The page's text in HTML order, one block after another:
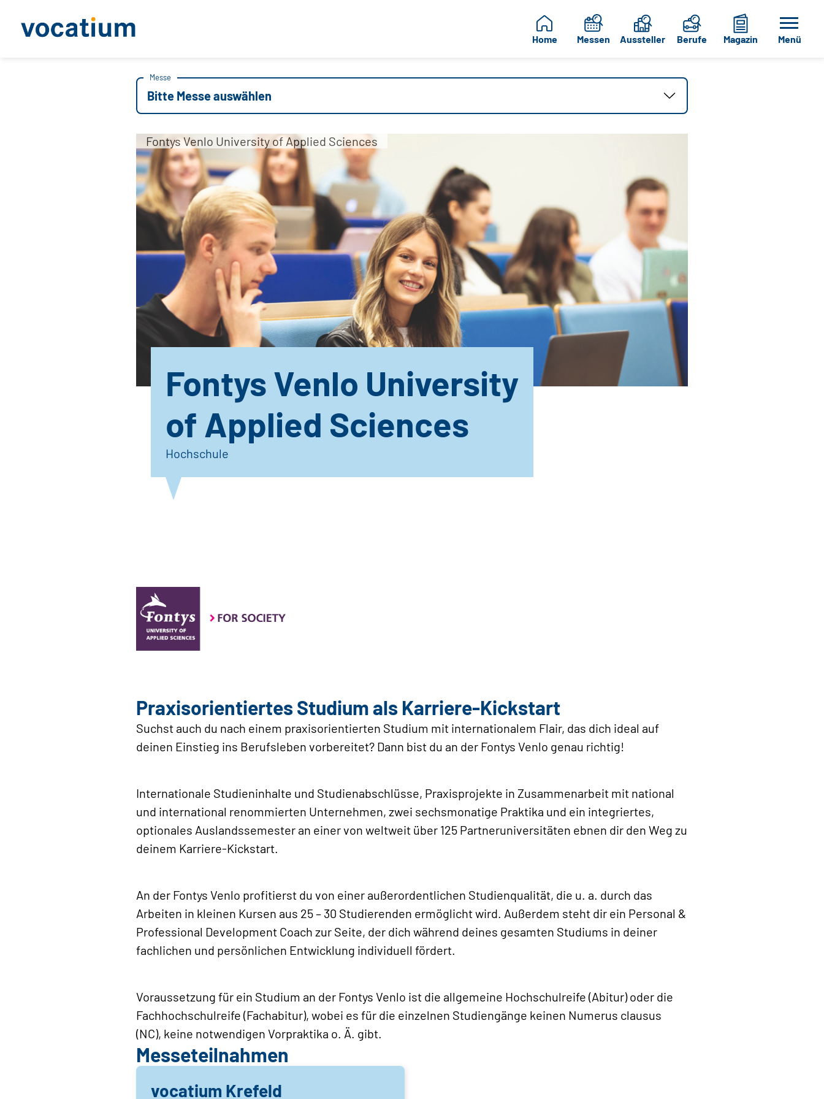
Home Messen Aussteller Berufe Magazin Menü
Messe
Bitte Messe auswählen
Fontys Venlo University of Applied Sciences
Fontys Venlo University
of Applied Sciences
Hochschule
Praxisorientiertes Studium als Karriere-Kickstart
Suchst auch du nach einem praxisorientierten Studium mit internationalem Flair, das dich ideal auf
deinen Einstieg ins Berufsleben vorbereitet? Dann bist du an der Fontys Venlo genau richtig!
Internationale Studieninhalte und Studienabschlüsse, Praxisprojekte in Zusammenarbeit mit national
und international renommierten Unternehmen, zwei sechsmonatige Praktika und ein integriertes,
optionales Auslandssemester an einer von weltweit über 125 Partneruniversitäten ebnen dir den Weg zu
deinem Karriere-Kickstart.
An der Fontys Venlo profitierst du von einer außerordentlichen Studienqualität, die u. a. durch das
Arbeiten in kleinen Kursen aus 25 – 30 Studierenden ermöglicht wird. Außerdem steht dir ein Personal &
Professional Development Coach zur Seite, der dich während deines gesamten Studiums in deiner
fachlichen und persönlichen Entwicklung individuell fördert.
Voraussetzung für ein Studium an der Fontys Venlo ist die allgemeine Hochschulreife (Abitur) oder die
Fachhochschulreife (Fachabitur), wobei es für die einzelnen Studiengänge keinen Numerus clausus
(NC), keine notwendigen Vorpraktika o. Ä. gibt.
Messeteilnahmen
vocatium Krefeld